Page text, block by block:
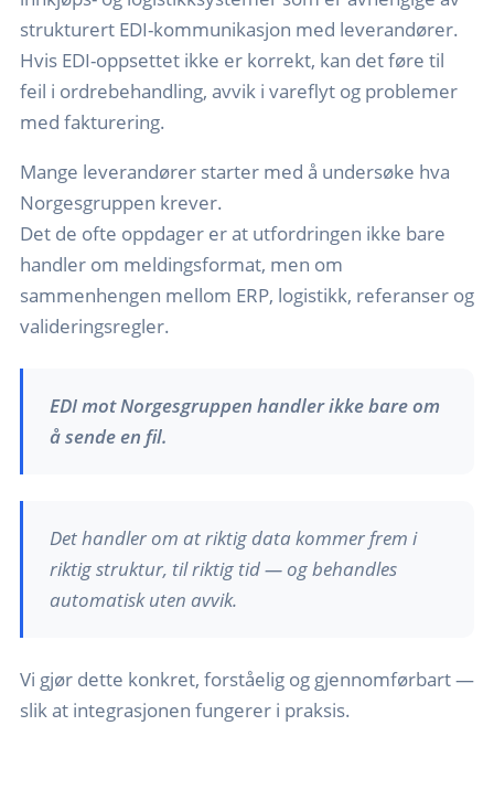
strukturert EDI-kommunikasjon med leverandører.
Hvis EDI-oppsettet ikke er korrekt, kan det føre til
feil i ordrebehandling, avvik i vareflyt og problemer
med fakturering.
Mange leverandører starter med å undersøke hva
Norgesgruppen krever.
Det de ofte oppdager er at utfordringen ikke bare
handler om meldingsformat, men om
sammenhengen mellom ERP, logistikk, referanser og
valideringsregler.
EDI mot Norgesgruppen handler ikke bare om
å sende en fil.
Det handler om at riktig data kommer frem i
riktig struktur, til riktig tid — og behandles
automatisk uten avvik.
Vi gjør dette konkret, forståelig og gjennomførbart —
slik at integrasjonen fungerer i praksis.